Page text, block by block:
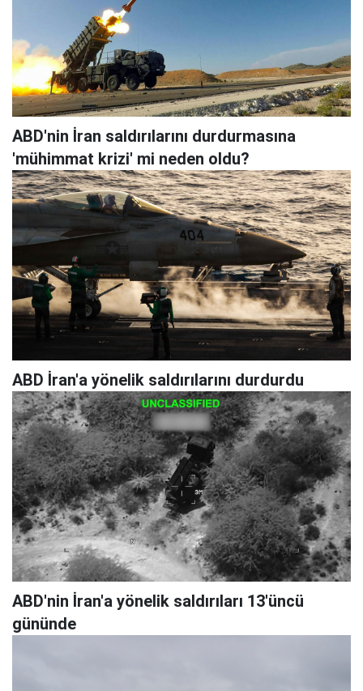
ABD'nin İran saldırılarını durdurmasına
'mühimmat krizi' mi neden oldu?
ABD İran'a yönelik saldırılarını durdurdu
ABD'nin İran'a yönelik saldırıları 13'üncü
gününde